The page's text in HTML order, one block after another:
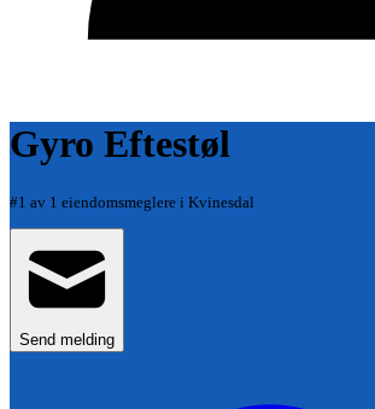
Gyro Eftestøl
#1 av 1 eiendomsmeglere i Kvinesdal
Send melding